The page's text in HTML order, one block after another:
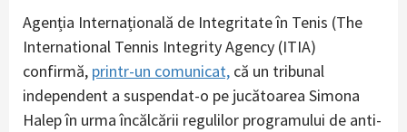
Agenția Internațională de Integritate în Tenis (The
International Tennis Integrity Agency (ITIA)
confirmă, printr-un comunicat, că un tribunal
independent a suspendat-o pe jucătoarea Simona
Halep în urma încălcării regulilor programului de anti-